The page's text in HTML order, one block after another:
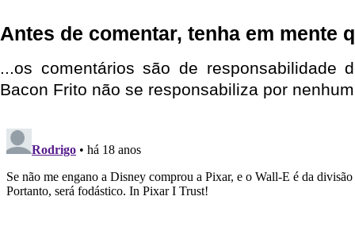
Antes de comentar, tenha em mente
...os comentários são de responsabilidade
Bacon Frito não se responsabiliza por